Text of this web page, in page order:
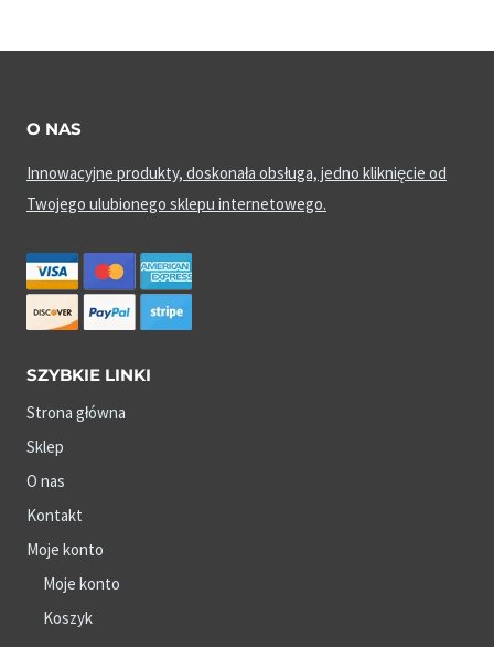
O NAS
Innowacyjne produkty, doskonała obsługa, jedno kliknięcie od
Twojego ulubionego sklepu internetowego.
SZYBKIE LINKI
Strona główna
Sklep
O nas
Kontakt
Moje konto
Moje konto
Koszyk